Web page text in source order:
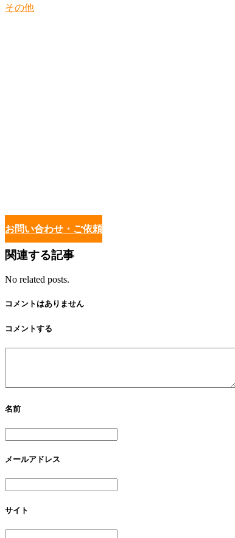
その他
お問い合わせ・ご依頼
関連する記事
No related posts.
コメントはありません
コメントする
名前
メールアドレス
サイト